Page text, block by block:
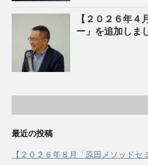
【２０２６年４
ー」を追加しま
最近の投稿
【２０２６年８月「原田メソッドセ